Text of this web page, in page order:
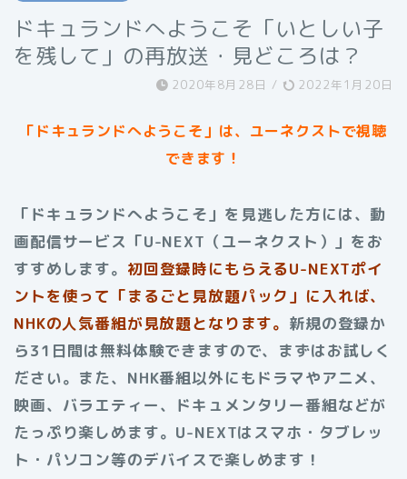
ドキュランドへようこそ「いとしい子
を残して」の再放送・見どころは？
2020年8月28日 / 2022年1月20日
「ドキュランドへようこそ」は、ユーネクストで視聴
できます！
「ドキュランドへようこそ」を見逃した方には、動
画配信サービス「U-NEXT（ユーネクスト）」をお
すすめします。 初回登録時にもらえるU-NEXTポイ
ントを使って「まるごと見放題パック」に入れば、
NHKの人気番組が見放題となります。 新規の登録か
ら31日間は無料体験できますので、まずはお試しく
ださい。また、NHK番組以外にもドラマやアニメ、
映画、バラエティー、ドキュメンタリー番組などが
たっぷり楽しめます。U-NEXTはスマホ・タブレッ
ト・パソコン等のデバイスで楽しめます！